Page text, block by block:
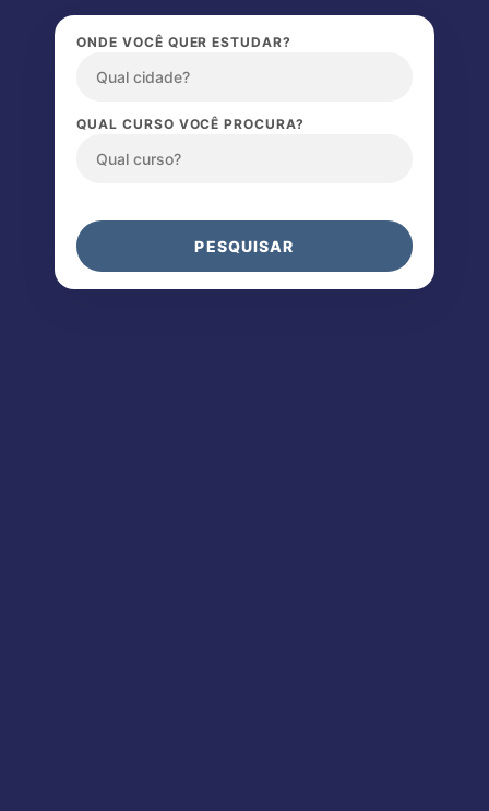
ONDE VOCÊ QUER ESTUDAR?
QUAL CURSO VOCÊ PROCURA?
PESQUISAR